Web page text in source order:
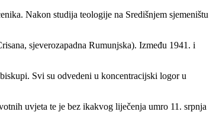
Nakon studija teologije na Središnjem sjemeništu
sjeverozapadna Rumunjska). Između 1941. i
Svi su odvedeni u koncentracijski logor u
uvjeta te je bez ikakvog liječenja umro 11. srpnja